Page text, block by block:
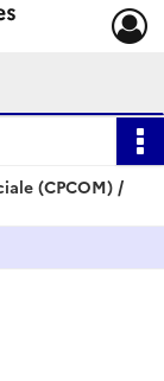
(CPCOM) /